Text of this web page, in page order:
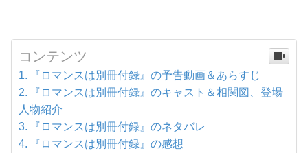
コンテンツ
『ロマンスは別冊付録』の予告動画＆あらすじ
『ロマンスは別冊付録』のキャスト＆相関図、登場
人物紹介
『ロマンスは別冊付録』のネタバレ
『ロマンスは別冊付録』の感想